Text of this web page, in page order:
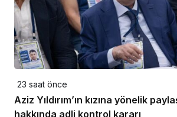
23 saat önce
Aziz Yıldırım’ın kızına yönelik
hakkında adli kontrol kararı